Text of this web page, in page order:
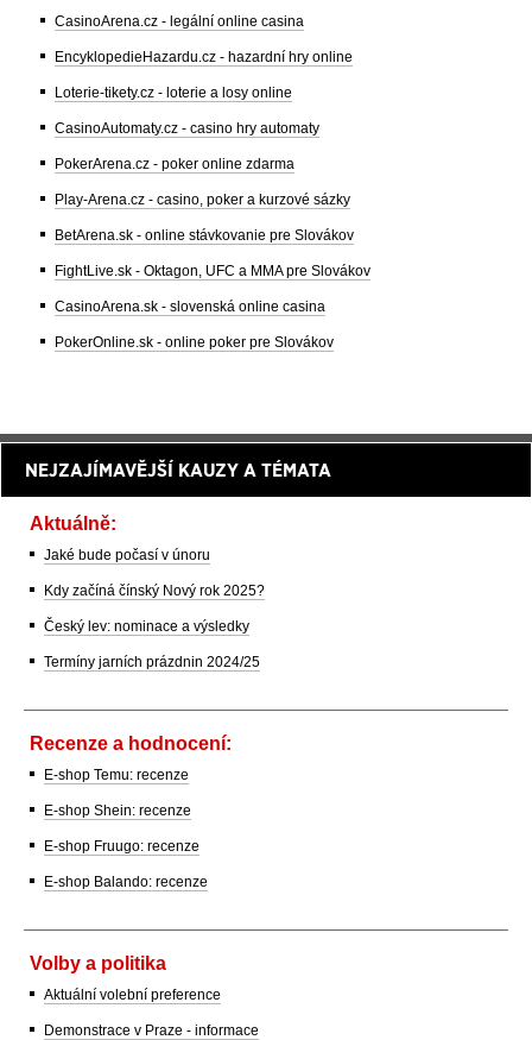
CasinoArena.cz - legální online casina
EncyklopedieHazardu.cz - hazardní hry online
Loterie-tikety.cz - loterie a losy online
CasinoAutomaty.cz - casino hry automaty
PokerArena.cz - poker online zdarma
Play-Arena.cz - casino, poker a kurzové sázky
BetArena.sk - online stávkovanie pre Slovákov
FightLive.sk - Oktagon, UFC a MMA pre Slovákov
CasinoArena.sk - slovenská online casina
PokerOnline.sk - online poker pre Slovákov
NEJZAJÍMAVĚJŠÍ KAUZY A TÉMATA
Aktuálně:
Jaké bude počasí v únoru
Kdy začíná čínský Nový rok 2025?
Český lev: nominace a výsledky
Termíny jarních prázdnin 2024/25
Recenze a hodnocení:
E-shop Temu: recenze
E-shop Shein: recenze
E-shop Fruugo: recenze
E-shop Balando: recenze
Volby a politika
Aktuální volební preference
Demonstrace v Praze - informace